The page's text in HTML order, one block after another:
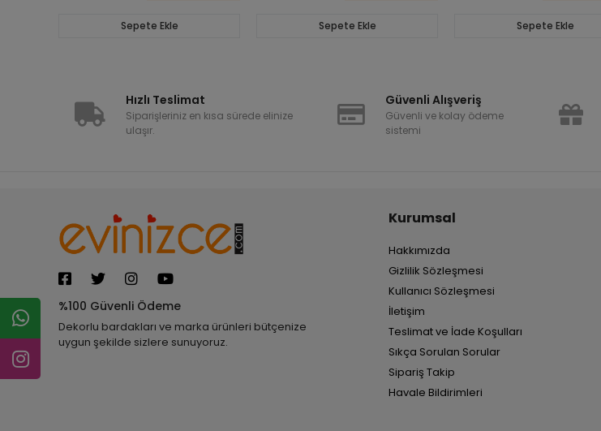
Sepete Ekle Sepete Ekle Sepete Ekle
Hızlı Teslimat
Siparişleriniz en kısa sürede elinize
ulaşır.
Güvenli Alışveriş
Güvenli ve kolay ödeme
sistemi
%100 Güvenli Ödeme
Dekorlu bardakları ve marka ürünleri bütçenize
uygun şekilde sizlere sunuyoruz.
Kurumsal
Hakkımızda
Gizlilik Sözleşmesi
Kullanıcı Sözleşmesi
İletişim
Teslimat ve İade Koşulları
Sıkça Sorulan Sorular
Sipariş Takip
Havale Bildirimleri